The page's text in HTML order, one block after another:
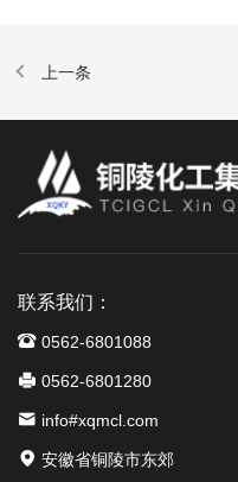
联系我们：
0562-6801088
0562-6801280
info#xqmcl.com
安徽省铜陵市东郊